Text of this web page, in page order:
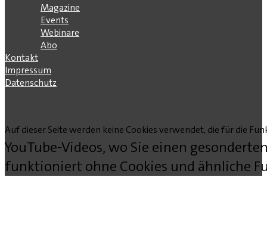
Magazine
Events
Webinare
Abo
Kontakt
Impressum
Datenschutz
Auf dieser Seite werden keine Cookies verwendet, die für die
YouTube-Videos, wo Sie einen
funktioniert ohne Cookies und ähnliche